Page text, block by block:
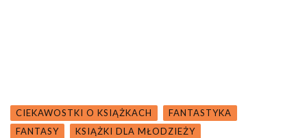
CIEKAWOSTKI O KSIĄŻKACH
FANTASTYKA
FANTASY
KSIĄŻKI DLA MŁODZIEŻY